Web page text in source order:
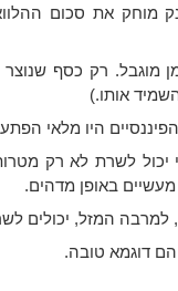
מוחק את סכום
מוגבל. רק כסף שנוצר
אותו.)
היו מלאי
לשרת לא רק
באופן מדהים.
למרבה המזל, יכולים
דוגמא טובה.